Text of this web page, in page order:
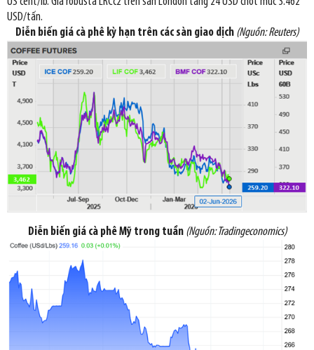
USD/tấn.
Diễn biến giá cà phê kỳ hạn trên các sàn giao dịch (Nguồn: Reuters)
Diễn biến giá cà phê Mỹ trong tuần (Nguồn:Tradingeconomics)